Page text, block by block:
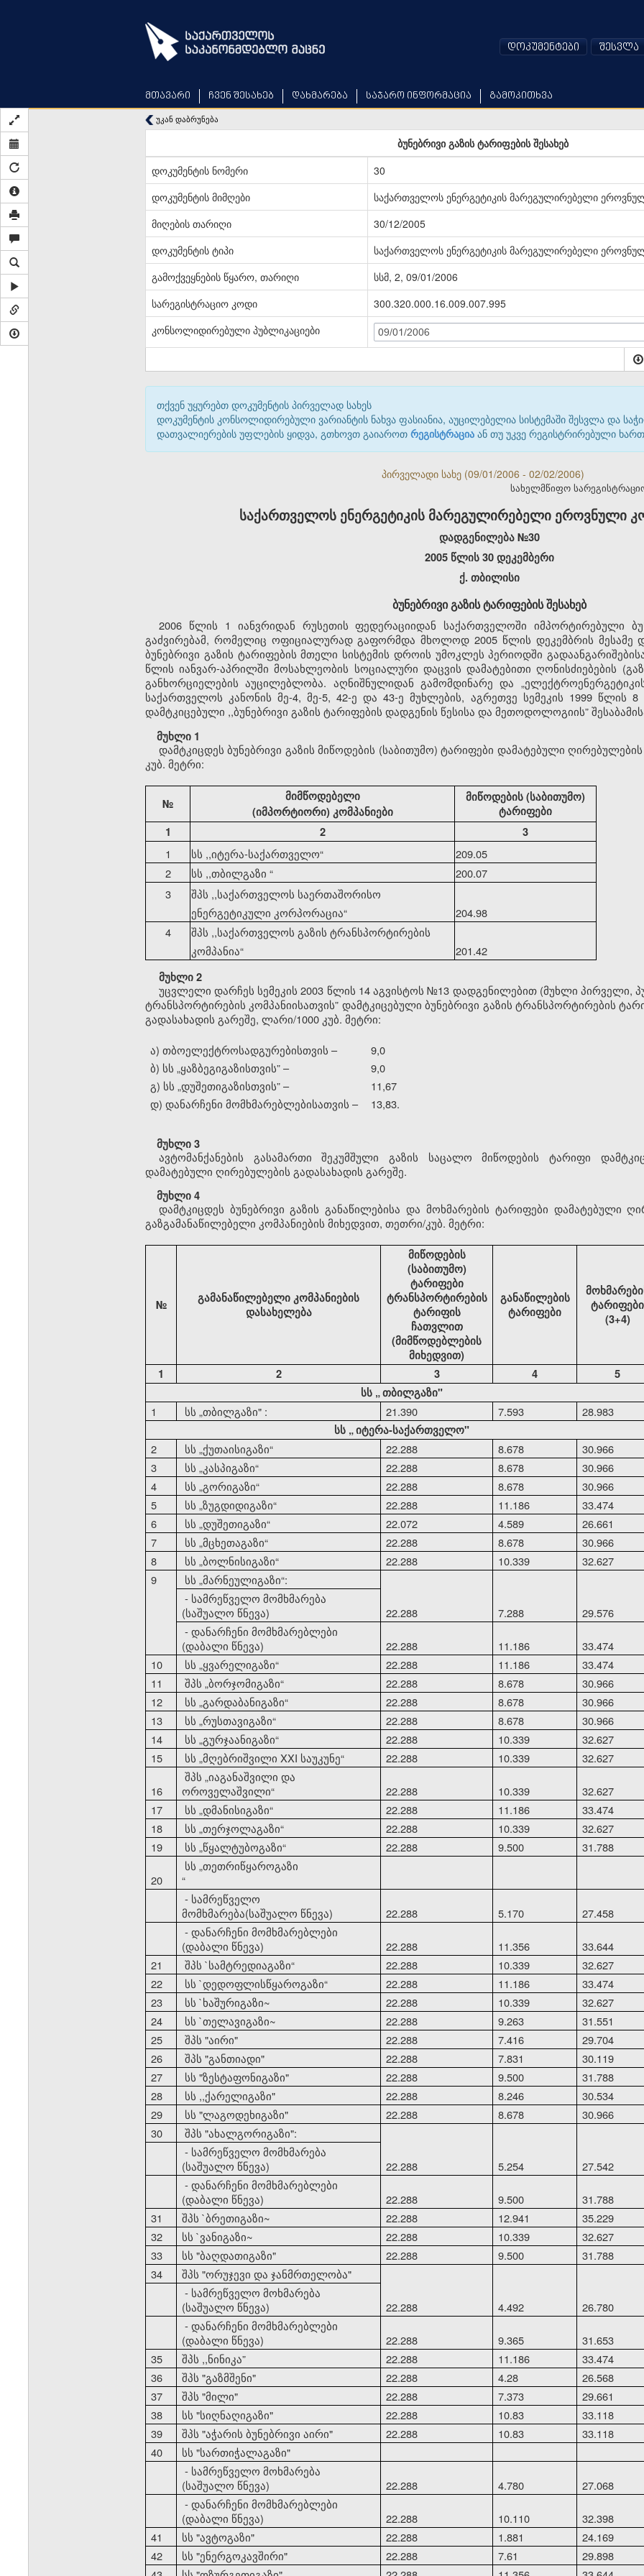
მთავარი ჩვენ შესახებ დახმარება საჯარო ინფორმაცია გამოკითხვა
დოკუმენტები შესვლა
უკან დაბრუნება
ბუნებრივი გაზის ტარიფების შესახებ
დოკუმენტის ნომერი
30
დოკუმენტის მიმღები
საქართველოს ენერგეტიკის მარეგულირებელი
მიღების თარიღი
30/12/2005
დოკუმენტის ტიპი
საქართველოს ენერგეტიკის მარეგულირებელი
გამოქვეყნების წყარო, თარიღი
სსმ, 2, 09/01/2006
სარეგისტრაციო კოდი
300.320.000.16.009.007.995
კონსოლიდირებული პუბლიკაციები
09/01/2006
თქვენ უყურებთ დოკუმენტის პირველად სახეს
დოკუმენტის კონსოლიდირებული ვარიანტის ნახვა ფასიანია, აუცილებელია სისტემაში შესვლა და
დათვალიერების უფლების ყიდვა, გთხოვთ გაიაროთ რეგისტრაცია ან თუ უკვე რეგისტრირებული
პირველადი სახე (09/01/2006 - 02/02/2006)
სახელმწიფო
საქართველოს ენერგეტიკის მარეგულირებელი ეროვნული
დადგენილება №30
2005 წლის 30 დეკემბერი
ქ. თბილისი
ბუნებრივი გაზის ტარიფების შესახებ
2006 წლის 1 იანვრიდან რუსეთის ფედერაციიდან საქართველოში იმპორტირებული
გაძვირებამ, რომელიც ოფიციალურად გაფორმდა მხოლოდ 2005 წლის დეკემბრის მესამე
ბუნებრივი გაზის ტარიფების მთელი სისტემის დროის უმოკლეს პერიოდში
წლის იანვარ-აპრილში მოსახლეობის სოციალური დაცვის დამატებითი ღონისძიებების
განხორციელების აუცილებლობა. აღნიშნულიდან გამომდინარე და
საქართველოს კანონის მე-4, მე-5, 42-ე და 43-ე მუხლების, აგრეთვე სემეკის 1999 წლის
დამტკიცებული ,,ბუნებრივი გაზის ტარიფების დადგენის წესისა და მეთოდოლოგიის”
მუხლი 1
დამტკიცდეს ბუნებრივი გაზის მიწოდების (საბითუმო) ტარიფები დამატებული
კუბ. მეტრი:
№
მიმწოდებელი
(იმპორტიორი) კომპანიები
მიწოდების (საბითუმო)
ტარიფები
1
2
3
1
სს ,,იტერა-საქართველო“
209.05
2
სს ,,თბილგაზი “
200.07
3
შპს ,,საქართველოს საერთაშორისო
ენერგეტიკული კორპორაცია“
204.98
4
შპს ,,საქართველოს გაზის ტრანსპორტირების
კომპანია“
201.42
მუხლი 2
უცვლელი დარჩეს სემეკის 2003 წლის 14 აგვისტოს №13 დადგენილებით (მუხლი პირველი,
ტრანსპორტირების კომპანიისათვის” დამტკიცებული ბუნებრივი გაზის ტრანსპორტირების
გადასახადის გარეშე, ლარი/1000 კუბ. მეტრი:
ა) თბოელექტროსადგურებისთვის –
9,0
ბ) სს„ყაზბეგიგაზისთვის” –
9,0
გ) სს„დუშეთიგაზისთვის” –
11,67
დ) დანარჩენი მომხმარებლებისათვის –
13,83.
მუხლი 3
ავტომანქანების გასამართი შეკუმშული გაზის საცალო მიწოდების ტარიფი
დამატებული ღირებულების გადასახადის გარეშე.
მუხლი 4
დამტკიცდეს ბუნებრივი გაზის განაწილებისა და მოხმარების ტარიფები დამატებული
გაზგამანაწილებელი კომპანიების მიხედვით, თეთრი/კუბ. მეტრი:
№
გამანაწილებელი კომპანიების
დასახელება
მიწოდების
(საბითუმო)
ტარიფები
ტრანსპორტირების
ტარიფის
ჩათვლით
(მიმწოდებლების
მიხედვით)
განაწილების
ტარიფები
ტარიფები
(3+4)
1 2 3 4
5
სს „თბილგაზი"
1
სს„თბილგაზი" : 21.390 7.593
28.983
სს „იტერა-საქართველო"
2
სს„ქუთაისიგაზი“ 22.288 8.678
30.966
3
სს„კასპიგაზი“ 22.288 8.678
30.966
4
სს„გორიგაზი“ 22.288 8.678
30.966
5
სს„ზუგდიდიგაზი“ 22.288 11.186
33.474
6
სს„დუშეთიგაზი“ 22.072 4.589
26.661
7
სს„მცხეთაგაზი“ 22.288 8.678
30.966
8
სს„ბოლნისიგაზი“ 22.288 10.339
32.627
9
სს„მარნეულიგაზი“:
- სამრეწველო მომხმარება
(საშუალო წნევა)
22.288 7.288
29.576
- დანარჩენი მომხმარებლები
(დაბალი წნევა)
22.288 11.186
33.474
10
სს„ყვარელიგაზი“ 22.288 11.186
33.474
11
შპს„ბორჯომიგაზი“ 22.288 8.678
30.966
12
სს„გარდაბანიგაზი“ 22.288 8.678
30.966
13
სს„რუსთავიგაზი“ 22.288 8.678
30.966
14
სს„გურჯაანიგაზი“ 22.288 10.339
32.627
15
სს„მღებრიშვილი XXI საუკუნე“ 22.288 10.339 32.627
16
შპს„იაგანაშვილი და
ოროველაშვილი“ 22.288 10.339
32.627
17
სს„დმანისიგაზი“ 22.288 11.186
33.474
18
სს„თერჯოლაგაზი“ 22.288 10.339
32.627
19
სს„წყალტუბოგაზი“ 22.288 9.500 31.788
20
სს„თეთრიწყაროგაზი
“
- სამრეწველო
მომხმარება(საშუალო წნევა)
22.288 5.170
27.458
- დანარჩენი მომხმარებლები
(დაბალი წნევა)
22.288 11.356
33.644
21
შპს `სამტრედიაგაზი“ 22.288 10.339
32.627
22
სს `დედოფლისწყაროგაზი“ 22.288 11.186
33.474
23
სს `ხაშურიგაზი~ 22.288 10.339
32.627
24
სს `თელავიგაზი~ 22.288 9.263
31.551
25
შპს "აირი" 22.288 7.416
29.704
26
შპს "განთიადი" 22.288 7.831
30.119
27
სს "ზესტაფონიგაზი" 22.288 9.500
31.788
28
სს ,,ქარელიგაზი" 22.288 8.246
30.534
29
სს "ლაგოდეხიგაზი" 22.288 8.678
30.966
30
შპს "ახალგორიგაზი":
- სამრეწველო მომხმარება
(საშუალო წნევა)
22.288 5.254
27.542
- დანარჩენი მომხმარებლები
(დაბალი წნევა)
22.288 9.500
31.788
31
შპს `ბრეთიგაზი~ 22.288 12.941
35.229
32
სს `ვანიგაზი~ 22.288 10.339
32.627
33
სს "ბაღდათიგაზი" 22.288 9.500
31.788
34
შპს "ორუჯევი და ჯანმრთელობა"
- სამრეწველო მოხმარება
(საშუალო წნევა)
22.288 4.492
26.780
- დანარჩენი მომხმარებლები
(დაბალი წნევა)
22.288 9.365
31.653
35
შპს ,,ნინიკა” 22.288 11.186
33.474
36
შპს "გაზმშენი" 22.288 4.28
26.568
37
შპს "მილი" 22.288 7.373
29.661
38
სს "სიღნაღიგაზი" 22.288 10.83
33.118
39
შპს "აჭარის ბუნებრივი აირი" 22.288 10.83
33.118
40
სს "სართიჭალაგაზი"
- სამრეწველო მოხმარება
(საშუალო წნევა)
22.288 4.780
27.068
- დანარჩენი მომხმარებლები
(დაბალი წნევა)
22.288 10.110
32.398
41
სს "ავტოგაზი" 22.288 1.881
24.169
42
სს "ენერგოკავშირი" 22.288 7.61
29.898